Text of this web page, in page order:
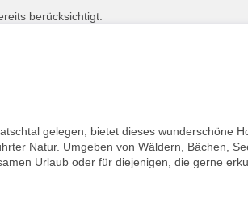
berücksichtigt.
gelegen, bietet dieses wunderschöne
Natur. Umgeben von Wäldern, Bächen,
Urlaub oder für diejenigen, die gerne